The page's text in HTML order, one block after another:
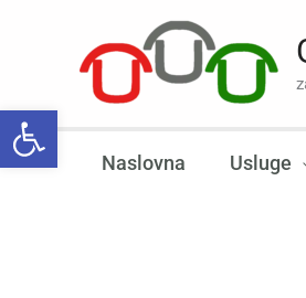
Open toolbar
Naslovna Usluge